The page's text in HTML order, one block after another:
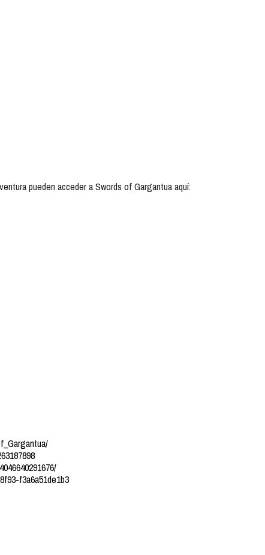
pueden acceder a Swords of Gargantua aquí:
f3a6a51de1b3